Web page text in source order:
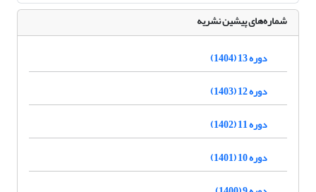
شماره‌های پیشین نشریه
دوره 13 (1404)
دوره 12 (1403)
دوره 11 (1402)
دوره 10 (1401)